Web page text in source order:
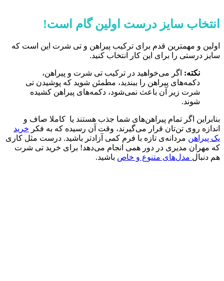
انتخاب سایز درست اولین گام است!
اولین و مهمترین قدم برای ترکیب پیراهن و تی شرت این است که
سایز درستی را برای این کار انتخاب کنید.
نکته: اگر می‌خواهید در ترکیب تی شرت و پیراهن،
دکمه‌های پیراهن را ببندید، مطمئن شوید که پوشیدن تی
شرت زیر آن باعث نمی‌شود، دکمه‌های پیراهن کشیده
شوند.
بنابراین اگر تمام پیراهن‌های شما جذب هستند یا کاملا صاف و
اندازه روی تن‌تان قرار می‌گیرند، وقت آن رسیده که به فکر خرید
یک پیراهن مردانه‌ی تازه با فرم کمی آزادتر باشید. درست مثل کاری
که مهران مدیری در دور همی انجام می‌دهد! برای خرید تی شرت
هم دنبال مدل‌های متنوع و خاص باشید.